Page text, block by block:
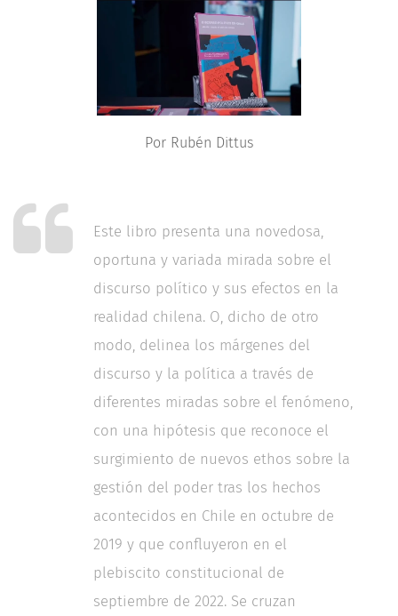
Por Rubén Dittus
Este libro presenta una novedosa,
oportuna y variada mirada sobre el
discurso político y sus efectos en la
realidad chilena. O, dicho de otro
modo, delinea los márgenes del
discurso y la política a través de
diferentes miradas sobre el fenómeno,
con una hipótesis que reconoce el
surgimiento de nuevos ethos sobre la
gestión del poder tras los hechos
acontecidos en Chile en octubre de
2019 y que confluyeron en el
plebiscito constitucional de
septiembre de 2022. Se cruzan